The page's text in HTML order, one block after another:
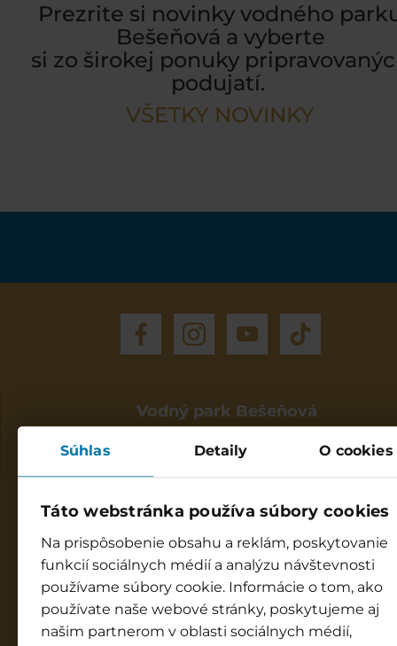
Súhlas Detaily O cookies
Táto webstránka používa súbory cookies
Na prispôsobenie obsahu a reklám, poskytovanie
funkcií sociálnych médií a analýzu návštevnosti
používame súbory cookie. Informácie o tom, ako
používate naše webové stránky, poskytujeme aj
našim partnerom v oblasti sociálnych médií,
Prezrite si novinky vodného
Bešeňová a vyberte
si zo širokej ponuky
podujatí.
VŠETKY NOVINKY
Vodný park Bešeňová
Každý deň: 9:00 - 20:00
9:00 - 19:00
☎ +421 917 998 844
info@besenova.com
GOPASS infolinka
8:00 - 18:00